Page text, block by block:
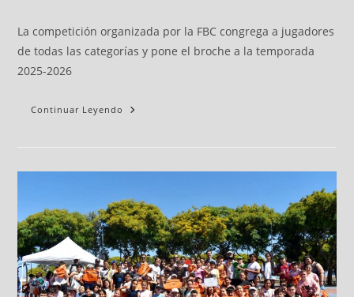
La competición organizada por la FBC congrega a jugadores
de todas las categorías y pone el broche a la temporada
2025-2026
Continuar Leyendo